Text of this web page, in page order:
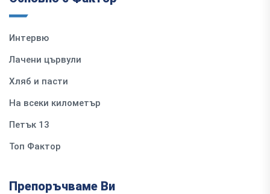
Интервю
Лачени цървули
Хляб и пасти
На всеки километър
Петък 13
Топ Фактор
Препоръчваме Ви